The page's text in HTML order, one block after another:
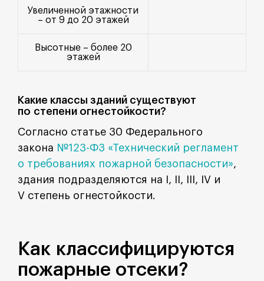
Увеличенной этажности
– от 9 до 20 этажей
Высотные – более 20
этажей
Какие классы зданий существуют
по степени огнестойкости?
Согласно статье 30 Федерального
закона №123-ФЗ «Технический регламент
о требованиях пожарной безопасности»,
здания подразделяются на I, II, III, IV и
V степень огнестойкости.
Как классифицируются
пожарные отсеки?